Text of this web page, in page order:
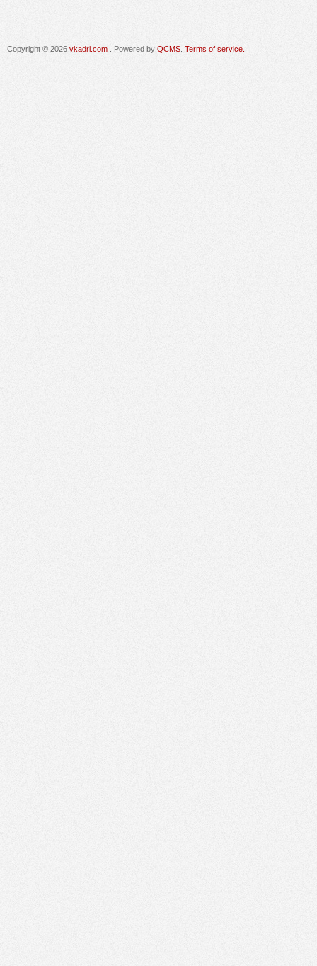
Copyright © 2026 vkadri.com . Powered by QCMS Terms of service.